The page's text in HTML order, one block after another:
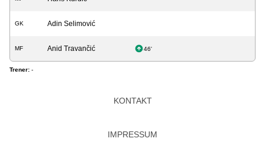
GK Adin Selimović
MF Anid Travančić 46'
Trener: -
KONTAKT
IMPRESSUM